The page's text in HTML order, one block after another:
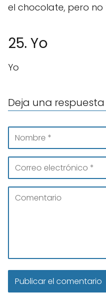
el chocolate, pero
25. Yo
Yo
Deja una respuesta